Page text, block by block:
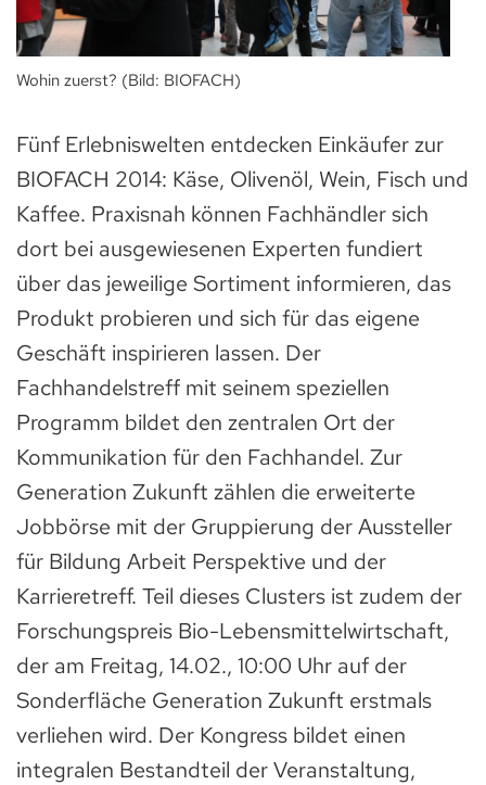
Wohin zuerst? (Bild: BIOFACH)
Fünf Erlebniswelten entdecken Einkäufer zur
BIOFACH 2014: Käse, Olivenöl, Wein, Fisch und
Kaffee. Praxisnah können Fachhändler sich
dort bei ausgewiesenen Experten fundiert
über das jeweilige Sortiment informieren, das
Produkt probieren und sich für das eigene
Geschäft inspirieren lassen. Der
Fachhandelstreff mit seinem speziellen
Programm bildet den zentralen Ort der
Kommunikation für den Fachhandel. Zur
Generation Zukunft zählen die erweiterte
Jobbörse mit der Gruppierung der Aussteller
für Bildung Arbeit Perspektive und der
Karrieretreff. Teil dieses Clusters ist zudem der
Forschungspreis Bio-Lebensmittelwirtschaft,
der am Freitag, 14.02., 10:00 Uhr auf der
Sonderfläche Generation Zukunft erstmals
verliehen wird. Der Kongress bildet einen
integralen Bestandteil der Veranstaltung,